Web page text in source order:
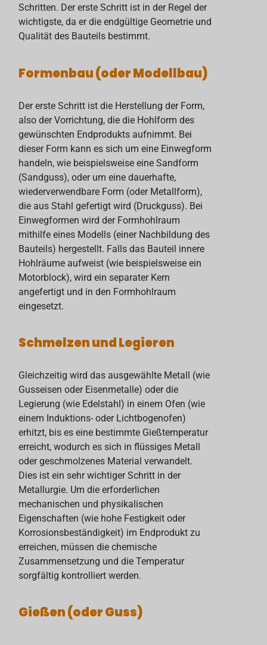
Schritten. Der erste Schritt ist in der Regel der
wichtigste, da er die endgültige Geometrie und
Qualität des Bauteils bestimmt.
Formenbau (oder Modellbau)
Der erste Schritt ist die Herstellung der Form,
also der Vorrichtung, die die Hohlform des
gewünschten Endprodukts aufnimmt. Bei
dieser Form kann es sich um eine Einwegform
handeln, wie beispielsweise eine Sandform
(Sandguss), oder um eine dauerhafte,
wiederverwendbare Form (oder Metallform),
die aus Stahl gefertigt wird (Druckguss). Bei
Einwegformen wird der Formhohlraum
mithilfe eines Modells (einer Nachbildung des
Bauteils) hergestellt. Falls das Bauteil innere
Hohlräume aufweist (wie beispielsweise ein
Motorblock), wird ein separater Kern
angefertigt und in den Formhohlraum
eingesetzt.
Schmelzen und Legieren
Gleichzeitig wird das ausgewählte Metall (wie
Gusseisen oder Eisenmetalle) oder die
Legierung (wie Edelstahl) in einem Ofen (wie
einem Induktions- oder Lichtbogenofen)
erhitzt, bis es eine bestimmte Gießtemperatur
erreicht, wodurch es sich in flüssiges Metall
oder geschmolzenes Material verwandelt.
Dies ist ein sehr wichtiger Schritt in der
Metallurgie. Um die erforderlichen
mechanischen und physikalischen
Eigenschaften (wie hohe Festigkeit oder
Korrosionsbeständigkeit) im Endprodukt zu
erreichen, müssen die chemische
Zusammensetzung und die Temperatur
sorgfältig kontrolliert werden.
Gießen (oder Guss)